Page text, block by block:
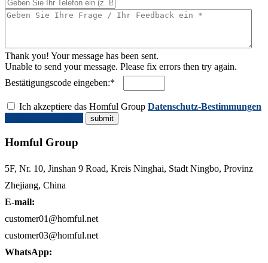
Thank you! Your message has been sent.
Unable to send your message. Please fix errors then try again.
Bestätigungscode eingeben:*
Ich akzeptiere das Homful Group Datenschutz-Bestimmungen
Homful Group
5F, Nr. 10, Jinshan 9 Road, Kreis Ninghai, Stadt Ningbo, Provinz
Zhejiang, China
E-mail:
customer01@homful.net
customer03@homful.net
WhatsApp: